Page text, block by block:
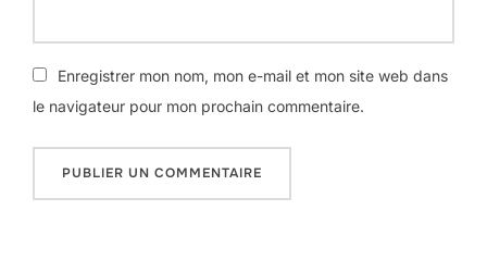
Enregistrer mon nom, mon e-mail et mon site web dans
le navigateur pour mon prochain commentaire.